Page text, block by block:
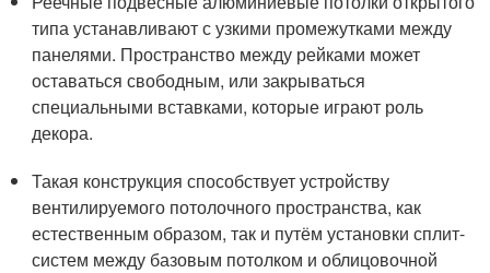
типа устанавливают с узкими промежутками между
панелями. Пространство между рейками может
оставаться свободным, или закрываться
специальными вставками, которые играют роль
декора.
Такая конструкция способствует устройству
вентилируемого потолочного пространства, как
естественным образом, так и путём установки сплит-
систем между базовым потолком и облицовочной